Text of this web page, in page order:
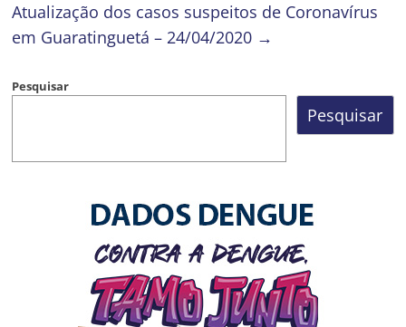
Atualização dos casos suspeitos de Coronavírus
em Guaratinguetá – 24/04/2020 →
Pesquisar
Pesquisar